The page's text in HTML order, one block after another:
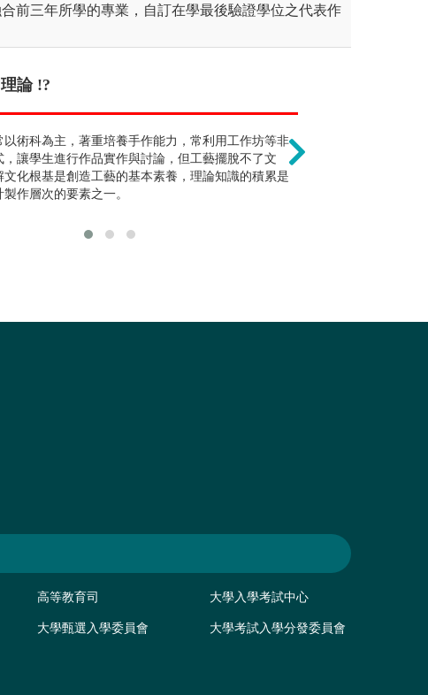
前三年所學的專業，自訂在學最後驗證學位之代表作
!?
體的規劃與設計，從小尺度的社區公園到中
尺度的國家公園、國土計畫。植栽的設計與
力，景觀設計最主要應用的元素即為植栽與
戶外空間中，利用上述的元素創造出可以停
需要二手資料分析、環
眼界與知識才是最好的
品的呈現技巧，並不是
論 !?
以術科為主，著重培養手作能力，常利用工作坊等非
，讓學生進行作品實作與討論，但工藝擺脫不了文
文化根基是創造工藝的基本素養，理論知識的積累是
作層次的要素之一。
高等教育司 大學入學考試中心
大學甄選入學委員會 大學考試入學分發委員會